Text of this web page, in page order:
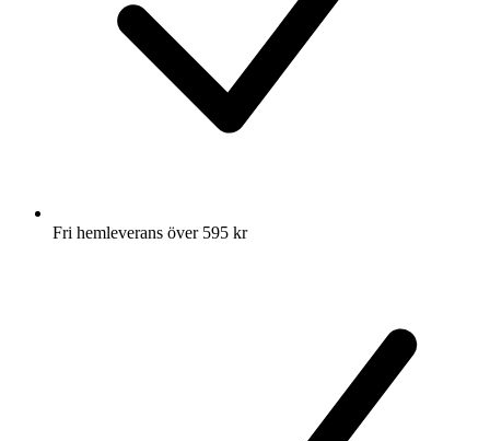
Fri hemleverans över 595 kr